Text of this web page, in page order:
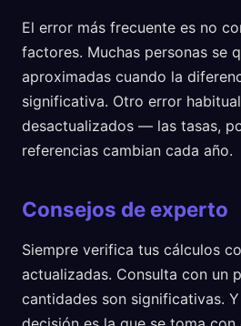
El error más frecuente es no
factores. Muchas personas se
aproximadas cuando la
significativa. Otro error
desactualizados — las tasas,
referencias cambian cada año.
Consejos de experto
Siempre verifica tus cálculos
actualizadas. Consulta con un
cantidades son significativas.